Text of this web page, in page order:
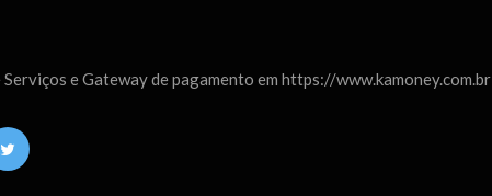
e Gateway de pagamento em https://www.kamoney.com.br